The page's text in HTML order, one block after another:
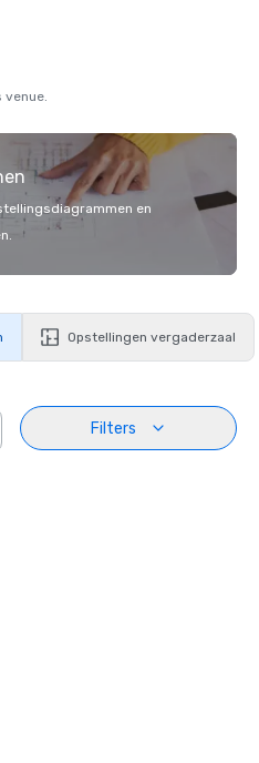
venue.
en
Opstellingen vergaderzaal
Filters